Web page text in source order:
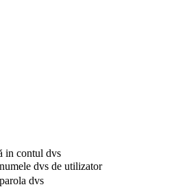
in contul dvs
numele dvs de utilizator
parola dvs